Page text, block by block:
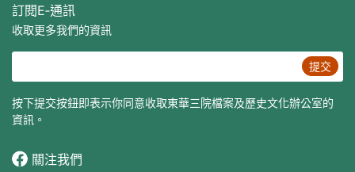
訂閱E‐通訊
收取更多我們的資訊
提交
按下提交按鈕即表示你同意收取東華三院檔案及歷史文化辦公室的
資訊。
關注我們